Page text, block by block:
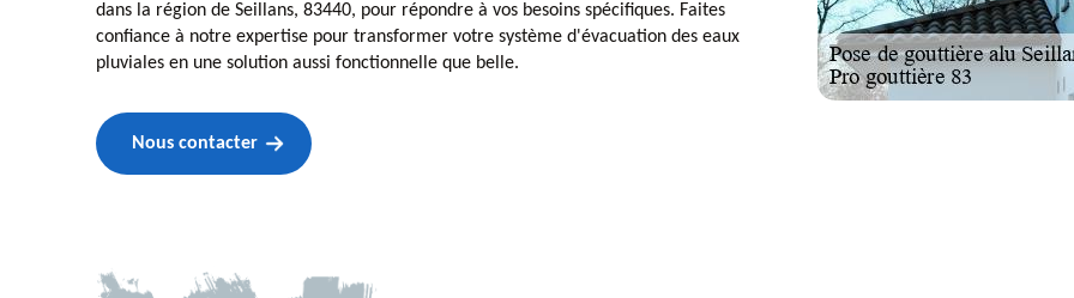
dans la région de Seillans, 83440, pour répondre à vos besoins spécifiques. Faites
confiance à notre expertise pour transformer votre système d'évacuation des eaux
pluviales en une solution aussi fonctionnelle que belle.
Nous contacter